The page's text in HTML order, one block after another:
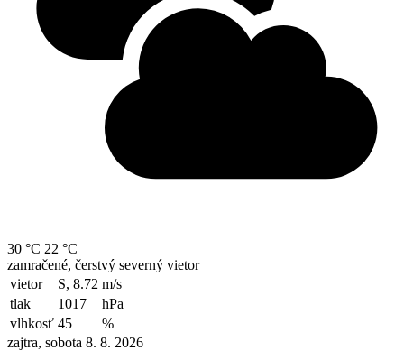
30 °C 22 °C
zamračené, čerstvý severný vietor
vietor
S, 8.72 m/s
tlak
1017
hPa
vlhkosť 45
%
zajtra, sobota 8. 8. 2026